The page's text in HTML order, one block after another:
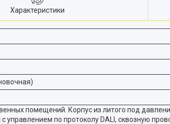
Характеристики
помещений. Корпус из литого под
по протоколу DALI, сквозную